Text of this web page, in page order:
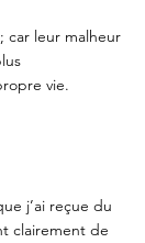
car leur malheur
vie.
j’ai reçue du
clairement de